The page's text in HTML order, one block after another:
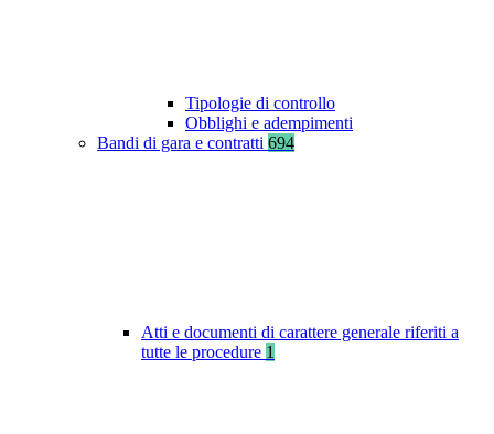
Tipologie di controllo
Obblighi e adempimenti
Bandi di gara e contratti 694
Atti e documenti di carattere generale riferiti a
tutte le procedure 1